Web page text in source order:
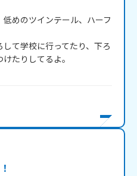
めのツインテール、ハーフ
て学校に行ってたり、下ろ
たりしてるよ。